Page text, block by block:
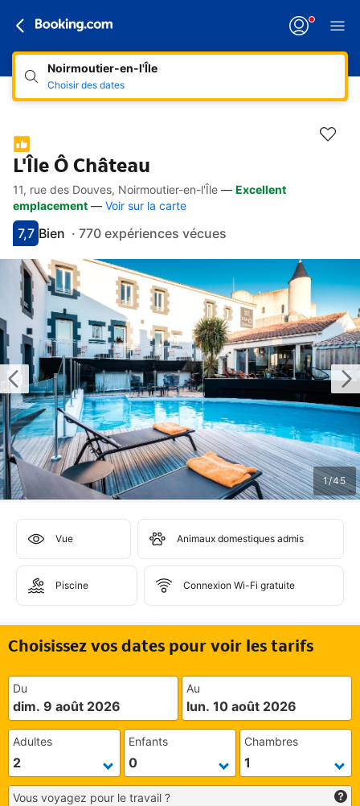
Noirmoutier-en-l'Île
Choisir des dates
L'Île Ô Château
Accès rapides
Aller à la description
Aller aux équipements
Aller aux hébergements
Aller aux conditions
11, rue des Douves, Noirmoutier-en-l'Île — Excellent
emplacement — Voir sur la carte
Avec une note de 7.7
7,7
bien Bien · 770 expériences vécues
1/45
Vue Animaux domestiques admis
Piscine Connexion Wi-Fi gratuite
Choisissez vos dates pour voir les tarifs
Du
dim. 9 août 2026
Au
lun. 10 août 2026
Adultes Enfants Chambres
Vous voyagez pour le travail ?